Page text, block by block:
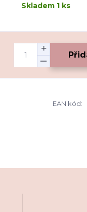
Skladem 1 ks
EAN kód: